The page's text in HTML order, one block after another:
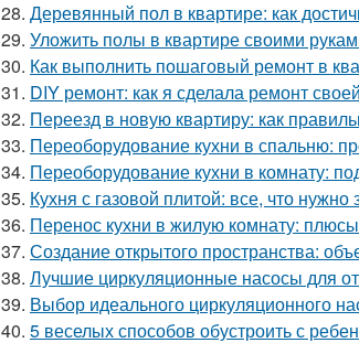
28. Деревянный пол в квартире: как
29. Уложить полы в квартире своими
30. Как выполнить пошаговый ремонт в
31. DIY ремонт: как я сделала ремонт
32. Переезд в новую квартиру: как
33. Переоборудование кухни в спальню:
34. Переоборудование кухни в комнату:
35. Кухня с газовой плитой: все, что
36. Перенос кухни в жилую комнату:
37. Создание открытого пространства:
38. Лучшие циркуляционные насосы для
39. Выбор идеального циркуляционного
40. 5 веселых способов обустроить с